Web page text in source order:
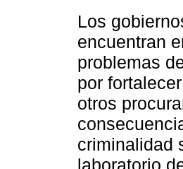
Los
encuentran
problemas
por
otros
criminalidad
laboratorio